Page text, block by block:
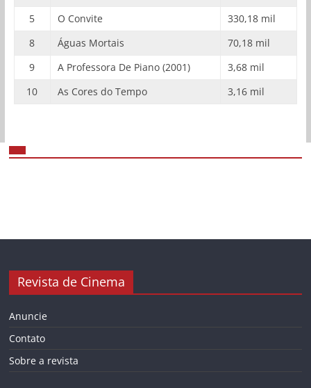
5 O Convite
330,18 mil
8
Águas Mortais
70,18 mil
9
A Professora De Piano (2001)
3,68 mil
10
As Cores do Tempo 3,16 mil
Revista de Cinema
Anuncie
Contato
Sobre a revista